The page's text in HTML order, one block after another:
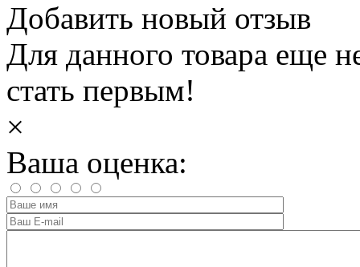
Добавить новый отзыв
Для данного товара еще
стать первым!
×
Ваша оценка: